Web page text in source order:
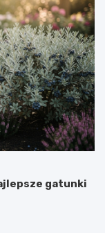
gatunki